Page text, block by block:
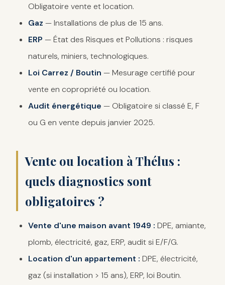
Obligatoire vente et location.
Gaz — Installations de plus de 15 ans.
ERP — État des Risques et Pollutions : risques
naturels, miniers, technologiques.
Loi Carrez / Boutin — Mesurage certifié pour
vente en copropriété ou location.
Audit énergétique — Obligatoire si classé E, F
ou G en vente depuis janvier 2025.
Vente ou location à Thélus :
quels diagnostics sont
obligatoires ?
Vente d'une maison avant 1949 : DPE, amiante,
plomb, électricité, gaz, ERP, audit si E/F/G.
Location d'un appartement : DPE, électricité,
gaz (si installation > 15 ans), ERP, loi Boutin.